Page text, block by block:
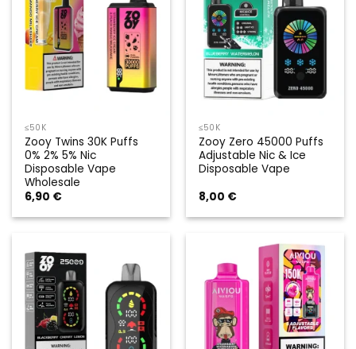
≤50K
Zooy Twins 30K Puffs
0% 2% 5% Nic
Disposable Vape
Wholesale
6,90 €
≤50K
Zooy Zero 45000 Puffs
Adjustable Nic & Ice
Disposable Vape
8,00 €